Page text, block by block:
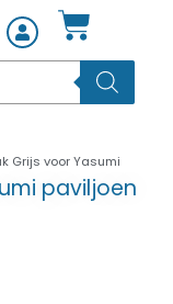
Grijs voor Yasumi
paviljoen